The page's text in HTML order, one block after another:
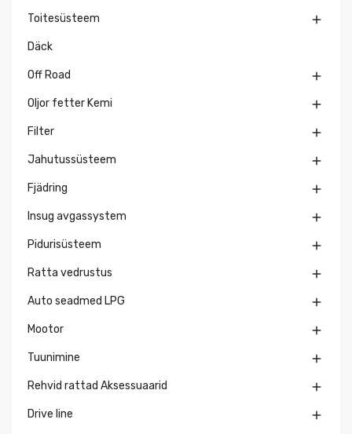
Toitesüsteem 
Däck
Off Road 
Oljor fetter Kemi 
Filter 
Jahutussüsteem 
Fjädring 
Insug avgassystem 
Pidurisüsteem 
Ratta vedrustus 
Auto seadmed LPG 
Mootor 
Tuunimine 
Rehvid rattad Aksessuaarid 
Drive line 